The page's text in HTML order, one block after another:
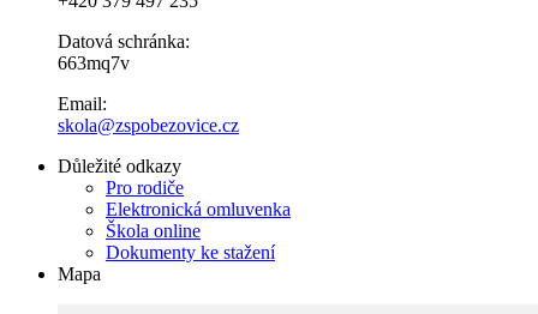
Datová schránka:
663mq7v
Email:
skola@zspobezovice.cz
Důležité odkazy
Pro rodiče
Elektronická omluvenka
Škola online
Dokumenty ke stažení
Mapa